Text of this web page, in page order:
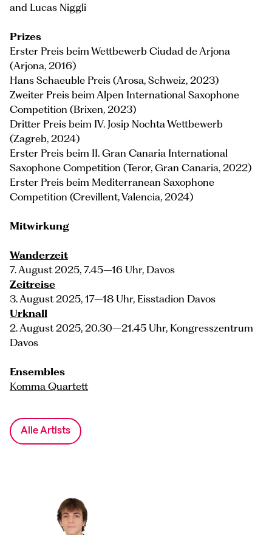
and Lucas Niggli
Prizes
Erster Preis beim Wettbewerb Ciudad de Arjona
(Arjona, 2016)
Hans Schaeuble Preis (Arosa, Schweiz, 2023)
Zweiter Preis beim Alpen International Saxophone
Competition (Brixen, 2023)
Dritter Preis beim IV. Josip Nochta Wettbewerb
(Zagreb, 2024)
Erster Preis beim II. Gran Canaria International
Saxophone Competition (Teror, Gran Canaria, 2022)
Erster Preis beim Mediterranean Saxophone
Competition (Crevillent, Valencia, 2024)
Mitwirkung
Wanderzeit
7. August 2025, 7.45–16 Uhr, Davos
Zeitreise
3. August 2025, 17–18 Uhr, Eisstadion Davos
Urknall
2. August 2025, 20.30–21.45 Uhr, Kongresszentrum
Davos
Ensembles
Komma Quartett
Alle Artists